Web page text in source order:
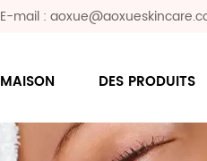
E-mail :
MAISON DES PRODUITS